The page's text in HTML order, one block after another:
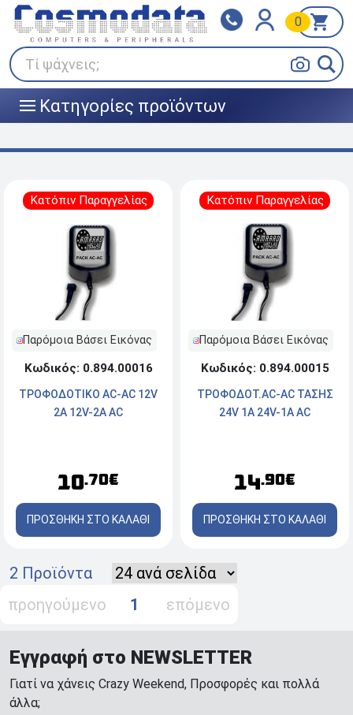
Τί ψάχνεις;
0
||| Κατηγορίες προϊόντων
Klarna
Πληρώστε σε 3
άτοκες δόσεις
BOX NOW
Κατόπιν Παραγγελίας
Παρόμοια Βάσει Εικόνας
Κωδικός: 0.894.00016
ΤΡΟΦΟΔΟΤΙΚΟ AC-AC 12V
2A 12V-2A AC
10.70€
ΠΡΟΣΘΗΚΗ ΣΤΟ ΚΑΛΑΘΙ
Κατόπιν Παραγγελίας
Παρόμοια Βάσει Εικόνας
Κωδικός: 0.894.00015
ΤΡΟΦΟΔΟΤ.ΑC-ΑC ΤΑΣΗΣ
24V 1A 24V-1A AC
14.90€
ΠΡΟΣΘΗΚΗ ΣΤΟ ΚΑΛΑΘΙ
2 Προϊόντα
προηγούμενο
1 επόμενο
Εγγραφή στο NEWSLETTER
Γιατί να χάνεις Crazy Weekend, Προσφορές και πολλά
άλλα;